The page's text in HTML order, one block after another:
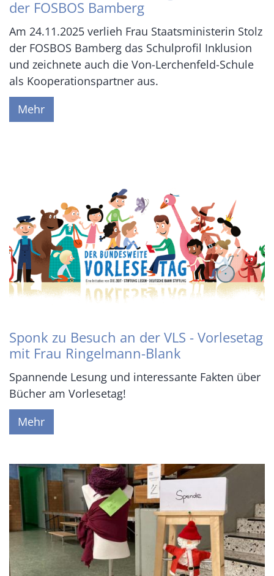
der FOSBOS Bamberg
Am 24.11.2025 verlieh Frau Staatsministerin Stolz
der FOSBOS Bamberg das Schulprofil Inklusion
und zeichnete auch die Von-Lerchenfeld-Schule
als Kooperationspartner aus.
Mehr
Sponk zu Besuch an der VLS - Vorlesetag
mit Frau Ringelmann-Blank
Spannende Lesung und interessante Fakten über
Bücher am Vorlesetag!
Mehr